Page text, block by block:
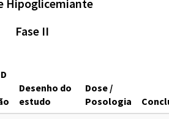
Hipoglicemiante
Fase II
Desenho do
estudo
Dose /
Posologia